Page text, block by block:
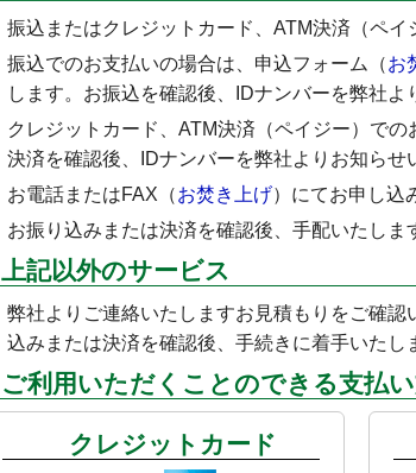
振込またはクレジットカード、ATM決済（ペイ
振込でのお支払いの場合は、申込フォーム（お
します。お振込を確認後、IDナンバーを弊社よ
クレジットカード、ATM決済（ペイジー）で
決済を確認後、IDナンバーを弊社よりお知らせ
お電話またはFAX（お焚き上げ）にてお申し込
お振り込みまたは決済を確認後、手配いたしま
上記以外のサービス
弊社よりご連絡いたしますお見積もりをご確
込みまたは決済を確認後、手続きに着手いたし
ご利用いただくことのできる支払
クレジットカード